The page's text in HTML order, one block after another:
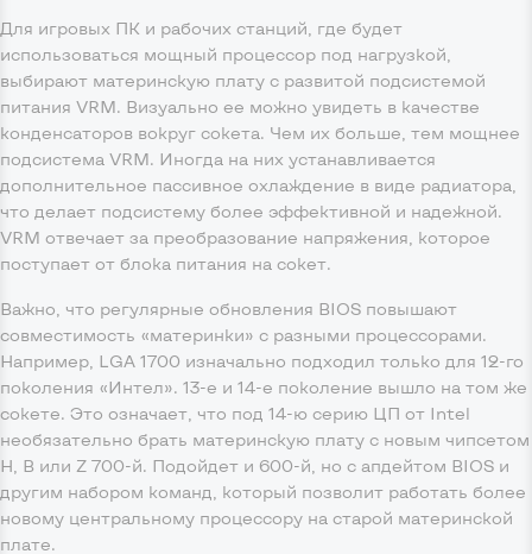
Для игровых ПК и рабочих станций, где будет
использоваться мощный процессор под нагрузкой,
выбирают материнскую плату с развитой подсистемой
питания VRM. Визуально ее можно увидеть в качестве
конденсаторов вокруг сокета. Чем их больше, тем мощнее
подсистема VRM. Иногда на них устанавливается
дополнительное пассивное охлаждение в виде радиатора,
что делает подсистему более эффективной и надежной.
VRM отвечает за преобразование напряжения, которое
поступает от блока питания на сокет.
Важно, что регулярные обновления BIOS повышают
совместимость «материнки» с разными процессорами.
Например, LGA 1700 изначально подходил только для 12-го
поколения «Интел». 13-е и 14-е поколение вышло на том же
сокете. Это означает, что под 14-ю серию ЦП от Intel
необязательно брать материнскую плату с новым чипсетом
H, B или Z 700-й. Подойдет и 600-й, но с апдейтом BIOS и
другим набором команд, который позволит работать более
новому центральному процессору на старой материнской
плате.